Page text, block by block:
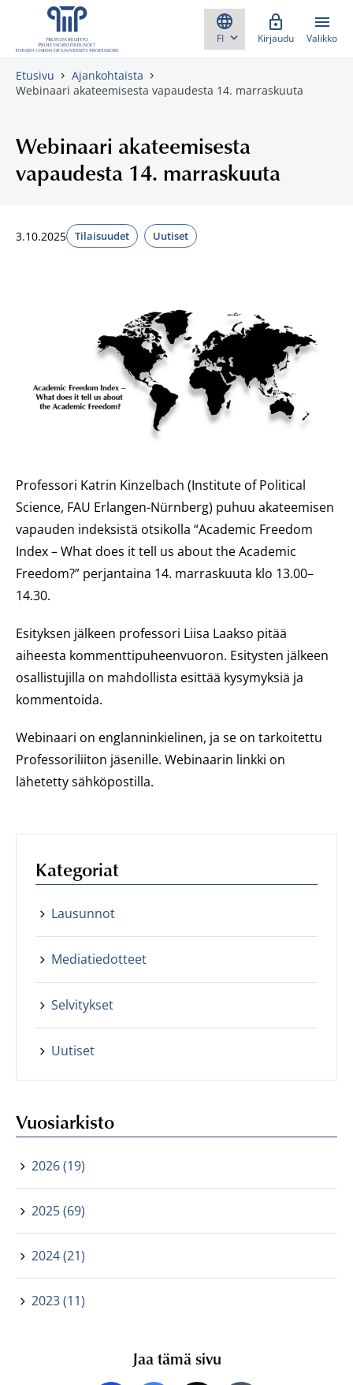
Skippaa sisältö
Kirjaudu Valikko
Etusivu
Ajankohtaista
Webinaari akateemisesta vapaudesta 14. marraskuuta
Webinaari akateemisesta
vapaudesta 14. marraskuuta
3.10.2025 Tilaisuudet Uutiset
Professori Katrin Kinzelbach (Institute of Political
Science, FAU Erlangen-Nürnberg) puhuu akateemisen
vapauden indeksistä otsikolla “Academic Freedom
Index – What does it tell us about the Academic
Freedom?” perjantaina 14. marraskuuta klo 13.00–
14.30.
Esityksen jälkeen professori Liisa Laakso pitää
aiheesta kommenttipuheenvuoron. Esitysten jälkeen
osallistujilla on mahdollista esittää kysymyksiä ja
kommentoida.
Webinaari on englanninkielinen, ja se on tarkoitettu
Professoriliiton jäsenille. Webinaarin linkki on
lähetetty sähköpostilla.
Kategoriat
Lausunnot
Mediatiedotteet
Selvitykset
Uutiset
Vuosiarkisto
2026 (19)
2025 (69)
2024 (21)
2023 (11)
Jaa tämä sivu